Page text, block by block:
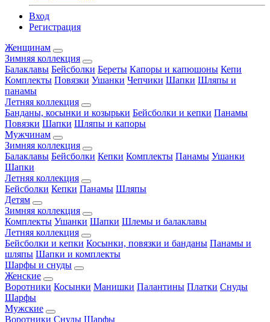
Вход
Регистрация
Женщинам
Зимняя коллекция
Балаклавы Бейсболки Береты Капоры и капюшоны Кепи
Комплекты Повязки Ушанки Чепчики Шапки Шляпы и
панамы
Летняя коллекция
Банданы, косынки и козырьки Бейсболки и кепки Панамы
Повязки Шапки Шляпы и капоры
Мужчинам
Зимняя коллекция
Балаклавы Бейсболки Кепки Комплекты Панамы Ушанки
Шапки
Летняя коллекция
Бейсболки Кепки Панамы Шляпы
Детям
Зимняя коллекция
Комплекты Ушанки Шапки Шлемы и балаклавы
Летняя коллекция
Бейсболки и кепки Косынки, повязки и банданы Панамы и
шляпы Шапки и комплекты
Шарфы и снуды
Женские
Воротники Косынки Манишки Палантины Платки Снуды
Шарфы
Мужские
Воротники Снуды Шарфы